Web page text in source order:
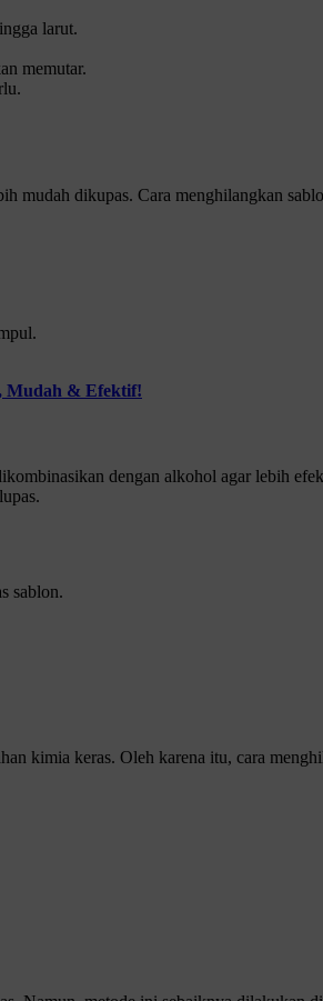
larut.
memutar.
mudah dikupas. Cara menghilangkan
Mudah & Efektif!
dengan alkohol agar lebih
sablon.
kimia keras. Oleh karena itu, cara